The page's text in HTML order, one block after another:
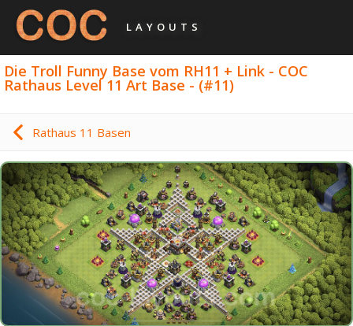
LAYOUTS
Die Troll Funny Base vom RH11 + Link - COC
Rathaus Level 11 Art Base - (#11)
Rathaus 11 Basen